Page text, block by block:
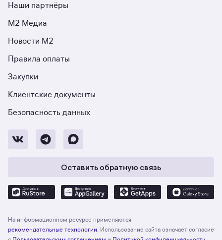
Наши партнёры
М2 Медиа
Новости М2
Правила оплаты
Закупки
Клиентские документы
Безопасность данных
Оставить обратную связь
На информационном ресурсе применяются
рекомендательные технологии . Использование сайта означает согласие